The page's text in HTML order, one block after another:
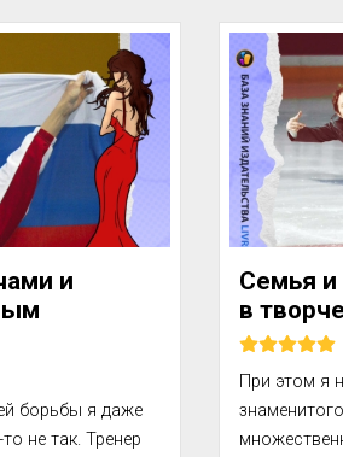
и
борьбы я даже
не так. Тренер
Семья
в
При этом я